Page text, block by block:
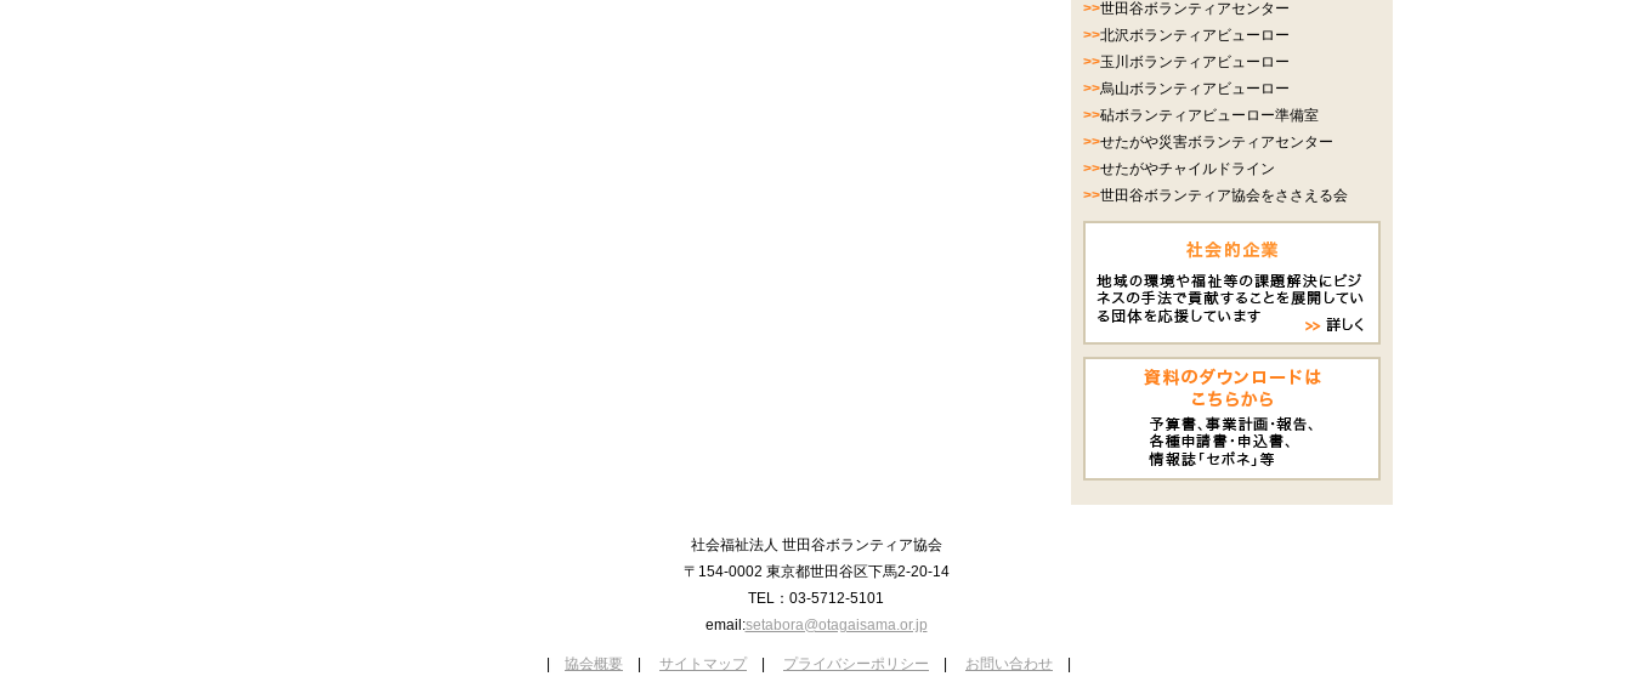
>>世田谷ボランティアセンター
>>北沢ボランティアビューロー
>>玉川ボランティアビューロー
>>烏山ボランティアビューロー
>>砧ボランティアビューロー準備室
>>せたがや災害ボランティアセンター
>>せたがやチャイルドライン
>>世田谷ボランティア協会をささえる会
社会福祉法人 世田谷ボランティア協会
〒154-0002 東京都世田谷区下馬2-20-14
TEL：03-5712-5101
email:setabora@otagaisama.or.jp
協会概要 サイトマップ プライバシーポリシー お問い合わせ